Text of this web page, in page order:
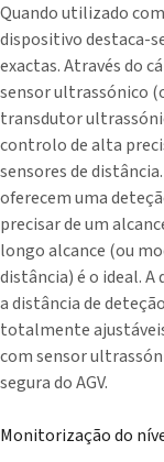
Quando utilizado
dispositivo destaca-
exactas. Através do
sensor ultrassónico
transdutor
controlo de alta
sensores de
oferecem uma
precisar de um
longo alcance (ou
distância) é o ideal. A
a distância de
totalmente
com sensor
segura do AGV.
Monitorização do